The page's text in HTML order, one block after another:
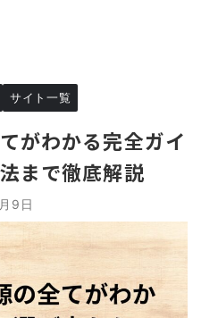
サイト一覧
がわかる完全ガイ
まで徹底解説
9日